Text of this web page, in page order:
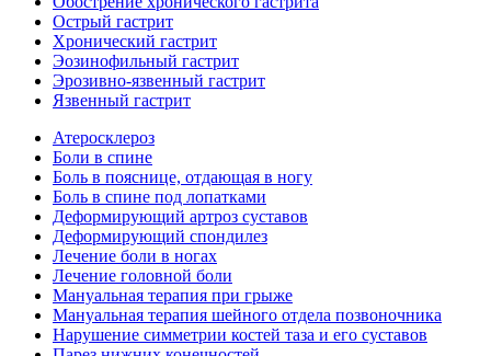
Острый гастрит
Хронический гастрит
Эозинофильный гастрит
Эрозивно-язвенный гастрит
Язвенный гастрит
Атеросклероз
Боли в спине
Боль в пояснице, отдающая в ногу
Боль в спине под лопатками
Деформирующий артроз суставов
Деформирующий спондилез
Лечение боли в ногах
Лечение головной боли
Мануальная терапия при грыже
Мануальная терапия шейного отдела позвоночника
Нарушение симметрии костей таза и его суставов